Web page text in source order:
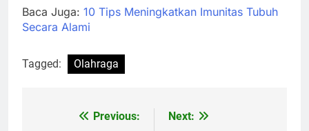
Baca Juga: 10 Tips Meningkatkan Imunitas Tubuh
Secara Alami
Tagged: Olahraga
NavigasiPrevious:
Next: